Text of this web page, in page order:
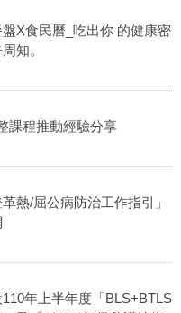
X食民曆_吃出你 的健康密
知。
課程推動經驗分享
熱/屈公病防治工作指引」
年上半年度「BLS+BTLS